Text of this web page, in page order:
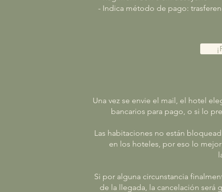
- Indica método de pago:
Una vez se envie el mail, el hotel
bancarios para pago, o si lo
Las habitaciones no están
en los hoteles, por eso lo
Si por alguna circunstancia
de la llegada, la cancelación será